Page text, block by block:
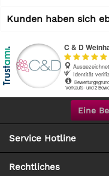
Kunden haben sich
Eine
Service Hotline
Rechtliches